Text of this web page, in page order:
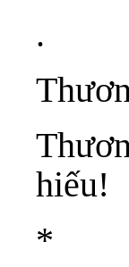
.
hiếu!
*